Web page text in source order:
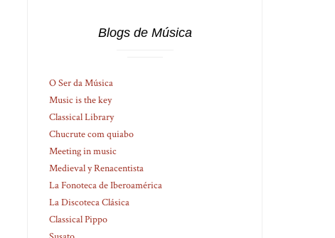
Blogs de Música
O Ser da Música
Music is the key
Classical Library
Chucrute com quiabo
Meeting in music
Medieval y Renacentista
La Fonoteca de Iberoamérica
La Discoteca Clásica
Classical Pippo